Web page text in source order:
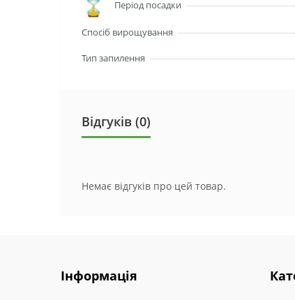
Період посадки
Спосіб вирощування
Тип запилення
Відгуків (0)
Немає відгуків про цей товар.
Інформація